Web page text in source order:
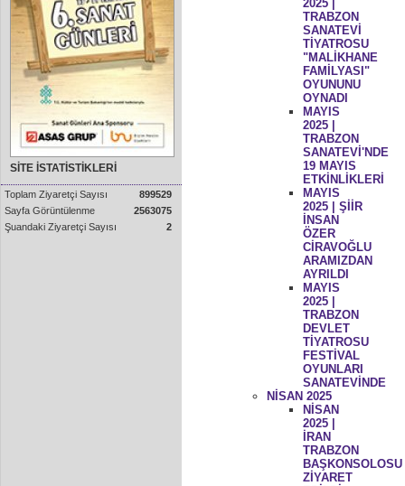
SİTE İSTATİSTİKLERİ
Toplam Ziyaretçi Sayısı
899529
Sayfa Görüntülenme
2563075
Şuandaki Ziyaretçi Sayısı
2
2025 |
TRABZON
SANATEVİ
TİYATROSU
"MALİKHANE
FAMİLYASI"
OYUNUNU
OYNADI
MAYIS
2025 |
TRABZON
SANATEVİ'NDE
19 MAYIS
ETKİNLİKLERİ
MAYIS
2025 | ŞİİR
İNSAN
ÖZER
CİRAVOĞLU
ARAMIZDAN
AYRILDI
MAYIS
2025 |
TRABZON
DEVLET
TİYATROSU
FESTİVAL
OYUNLARI
SANATEVİNDE
NİSAN 2025
NİSAN
2025 |
İRAN
TRABZON
BAŞKONSOLOSU
ZİYARET